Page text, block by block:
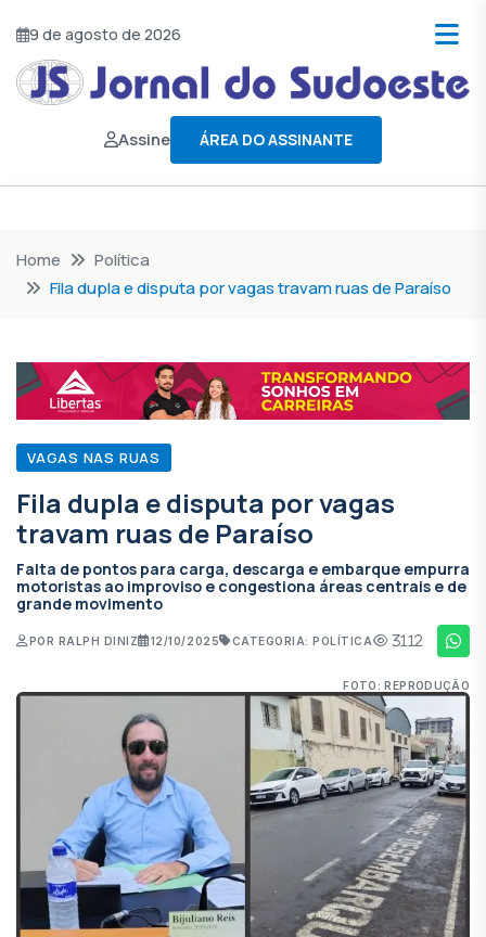
9 de agosto de 2026
Assine ÁREA DO ASSINANTE
Home
Política
Fila dupla e disputa por vagas travam ruas de Paraíso
VAGAS NAS RUAS
Fila dupla e disputa por vagas
travam ruas de Paraíso
Falta de pontos para carga, descarga e embarque empurra
motoristas ao improviso e congestiona áreas centrais e de
grande movimento
POR RALPH DINIZ 12/10/2025 CATEGORIA: POLÍTICA 3112
FOTO: REPRODUÇÃO